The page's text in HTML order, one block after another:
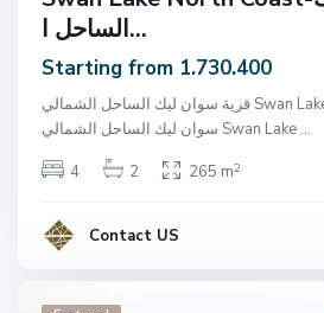
الساحل ا...
Starting from 1.730.400
قرية سوان ليك الساحل الشمالي Swan Lake North Coast قرية
سوان ليك الساحل الشمالي Swan Lake ...
4
2 265 m2
Contact US